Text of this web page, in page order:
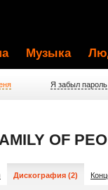
Музыка
Я забыл пароль
OF
Дискография (2)